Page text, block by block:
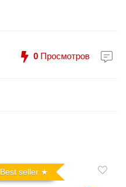
0 Просмотров
Best seller